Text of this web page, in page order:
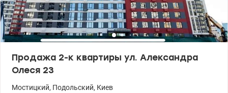
Продажа 2-к квартиры ул. Александра
Олеся 23
Мостицкий, Подольский, Киев